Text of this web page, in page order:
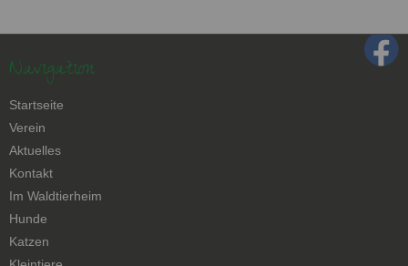
Navigation
Navigation
überspringen
Startseite
Verein
Aktuelles
Kontakt
Navigation
überspringen
Im Waldtierheim
Hunde
Katzen